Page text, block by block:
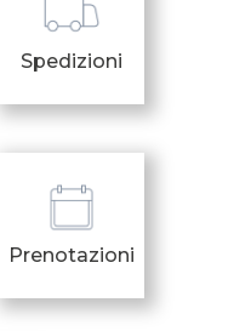
Spedizioni
Prenotazioni